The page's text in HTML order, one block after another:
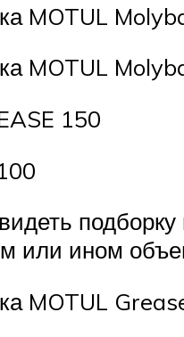
MOTUL
MOTUL
150
подборку
или ином
MOTUL